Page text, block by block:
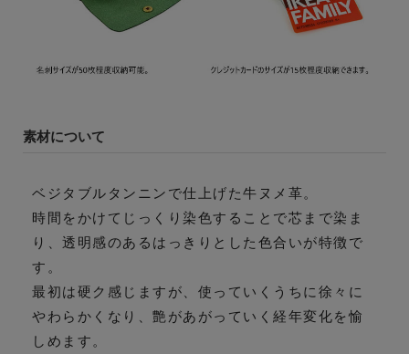
素材について
ベジタブルタンニンで仕上げた牛ヌメ革。
時間をかけてじっくり染色することで芯まで染ま
り、透明感のあるはっきりとした色合いが特徴で
す。
最初は硬ク感じますが、使っていくうちに徐々に
やわらかくなり、艶があがっていく経年変化を愉
しめます。